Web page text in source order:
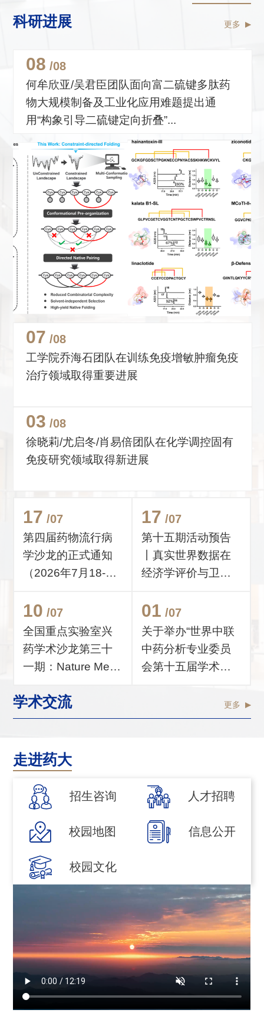
科研进展
更多
08 /08
何牟欣亚/吴君臣团队面向富二硫键多肽药
物大规模制备及工业化应用难题提出通
用“构象引导二硫键定向折叠”...
07 /08
工学院乔海石团队在训练免疫增敏肿瘤免疫
治疗领域取得重要进展
03 /08
徐晓莉/尤启冬/肖易倍团队在化学调控固有
免疫研究领域取得新进展
17 /07
第四届药物流行病
学沙龙的正式通知
（2026年7月18-19
17 /07
第十五期活动预告
丨真实世界数据在
经济学评价与卫生
10 /07
全国重点实验室兴
药学术沙龙第三十
一期：Nature Meta
01 /07
关于举办“世界中联
中药分析专业委员
会第十五届学术年
学术交流 更多
走进药大
招生咨询 人才招聘
校园地图 信息公开
校园文化